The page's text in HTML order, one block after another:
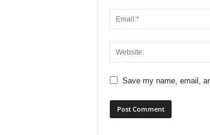
Save my name, email,